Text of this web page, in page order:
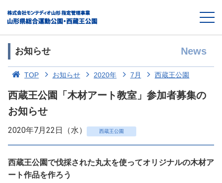
お知らせ News
TOP お知らせ 2020年 7月 西蔵王公園
西蔵王公園「木材アート教室」参加者募集の
お知らせ
2020年7月22日（水） 西蔵王公園
西蔵王公園で伐採された丸太を使ってオリジナルの木材ア
ート作品を作ろう